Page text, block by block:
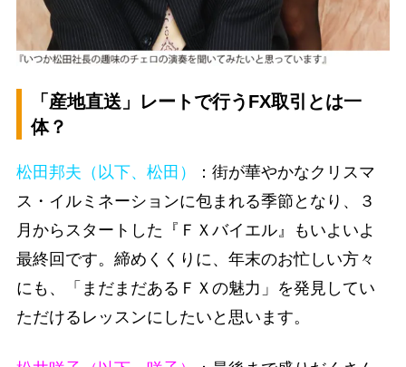
「産地直送」レートで行うFX取引とは一
体？
松田邦夫（以下、松田）
：街が華やかなクリスマ
ス・イルミネーションに包まれる季節となり、３
月からスタートした『ＦＸバイエル』もいよいよ
最終回です。締めくくりに、年末のお忙しい方々
にも、「まだまだあるＦＸの魅力」を発見してい
ただけるレッスンにしたいと思います。